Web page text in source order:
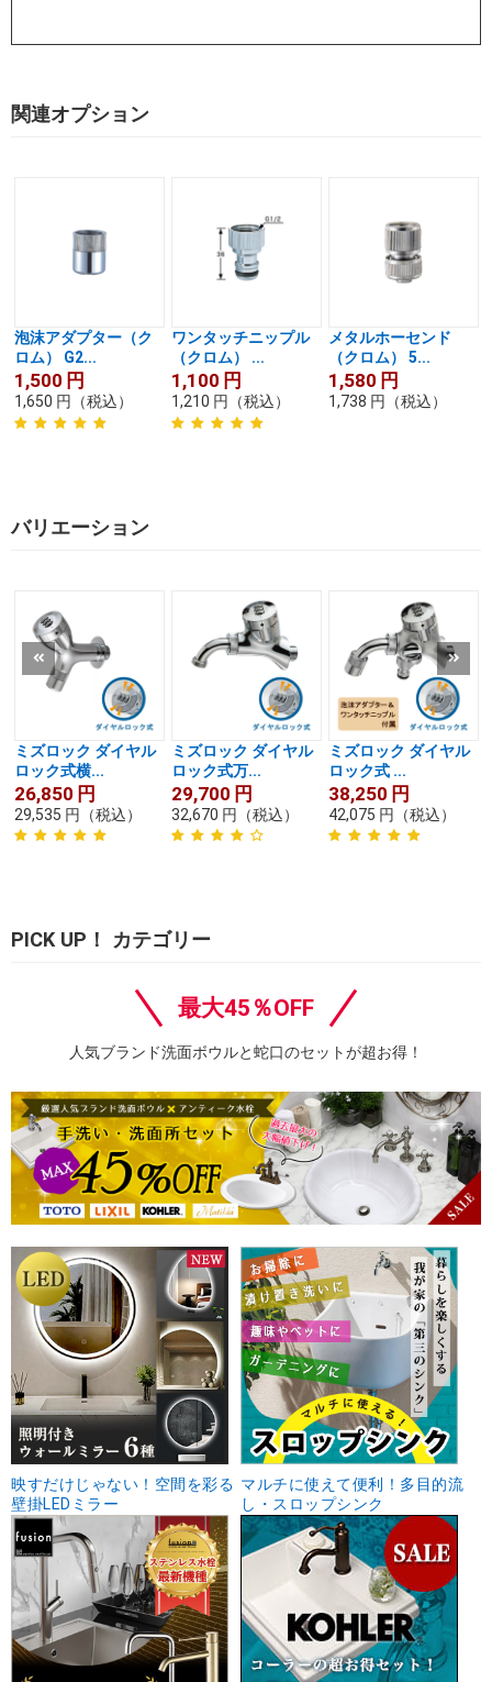
関連オプション
泡沫アダプター（ク
ロム） G2...
1,500 円
1,650 円 （税込）
ワンタッチニップル
（クロム） ...
1,100 円
1,210 円 （税込）
メタルホーセンド
（クロム） 5...
1,580 円
1,738 円 （税込）
バリエーション
ミズロック ダイヤル
ロック式横...
26,850 円
29,535 円 （税込）
ミズロック ダイヤル
ロック式万...
29,700 円
32,670 円 （税込）
ミズロック ダイヤル
ロック式 ...
38,250 円
42,075 円 （税込）
PICK UP！ カテゴリー
最大45％OFF
人気ブランド洗面ボウルと蛇口のセットが超お得！
映すだけじゃない！空間を彩る
壁掛LEDミラー
マルチに使えて便利！多目的流
し・スロップシンク